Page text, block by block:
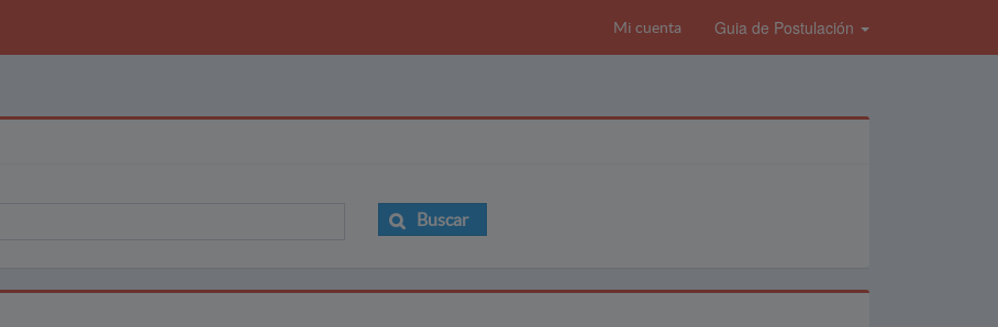
Mi cuenta Guia de Postulación
Buscar